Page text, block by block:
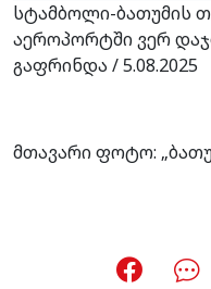
სტამბოლი-ბათუმის
აეროპორტში ვერ
გაფრინდა / 5.08.2025
მთავარი ფოტო: